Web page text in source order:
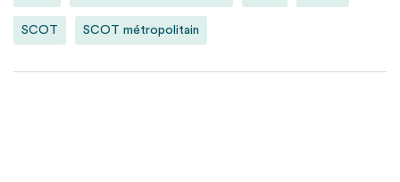
SCOT SCOT métropolitain